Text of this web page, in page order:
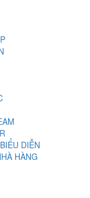
DIỄN
HÀNG